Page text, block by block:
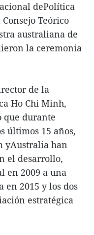
dePolítica
Teórico
australiana de
la ceremonia
de la
Ho Chi Minh,
que durante
últimos 15 años,
yAustralia han
el desarrollo,
en 2009 a una
en 2015 y los dos
estratégica